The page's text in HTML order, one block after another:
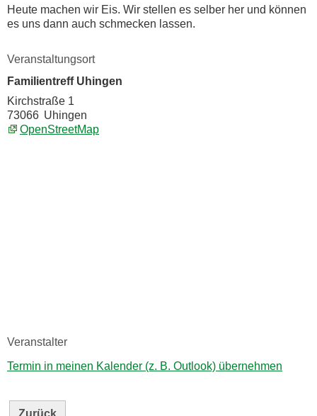
Heute machen wir Eis. Wir stellen es selber her und können
es uns dann auch schmecken lassen.
Veranstaltungsort
Familientreff Uhingen
Kirchstraße 1
73066 Uhingen
OpenStreetMap
Veranstalter
Termin in meinen Kalender (z. B. Outlook) übernehmen
Zurück